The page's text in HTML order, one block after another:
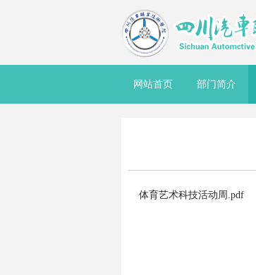
网站首页 部门简介
体育艺术科技活动周.pdf